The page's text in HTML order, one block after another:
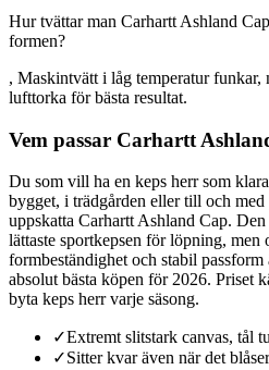
Hur tvättar man Carhartt Ashland
formen?
, Maskintvätt i låg temperatur funkar,
lufttorka för bästa resultat.
Vem passar Carhartt
Du som vill ha en keps herr som
bygget, i trädgården eller till och
uppskatta Carhartt Ashland Cap.
lättaste sportkepsen för löpning, men
formbeständighet och stabil
absolut bästa köpen för 2026. Priset
byta keps herr varje säsong.
✓Extremt slitstark canvas, tål
✓Sitter kvar även när det